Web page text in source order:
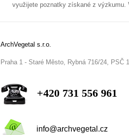
využijete poznatky získané z výzkumu.
ArchVegetal s.r.o.
Praha 1 - Staré Město, Rybná 716/24, PSČ
+420 731 556 961
info@archvegetal.cz